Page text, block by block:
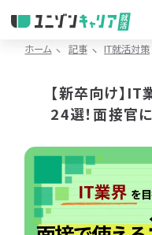
ジャンル
記
ホーム 記事 IT就活対策
【新卒向け】
24選！面接官